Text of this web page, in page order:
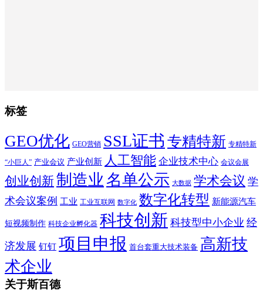
标签
GEO优化 GEO营销 SSL证书 专精特新 专精特新
“小巨人” 产业会议 产业创新 人工智能 企业技术中心 会议会展
创业创新制造业名单公示 大数据 学术会议 学
术会议案例 工业 工业互联网 数字化 数字化转型 新能源汽车
短视频制作 科技企业孵化器 科技创新 科技型中小企业 经
济发展 钉钉 项目申报 首台套重大技术装备 高新技
术企业
关于斯百德